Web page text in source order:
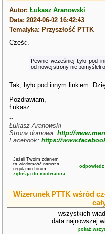
Autor:Łukasz Aranowski
Data: 2024-06-02 16:42:43
Tematyka: Przyszłość PTTK
Cześć.
Pewnie wcześniej było pod
od nowej strony nie pomyśleli
Tak, było pod innym linkiem.
Pozdrawiam,
Łukasz
--
Łukasz Aranowski
Strona domowa:http://
Facebook:https://
Jeżeli Twoim zdaniem
ta wiadomość narusza
regulamin forum
zgłoś ją do moderatora.
odpowiedz
Wizerunek PTTK wśród
wszystkich
data najnowszej
pokaż